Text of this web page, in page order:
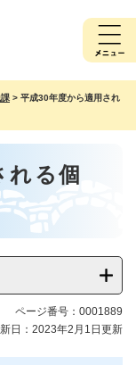
> 平成30年度から適用され
れる個
ページ番号：0001889
日：2023年2月1日更新